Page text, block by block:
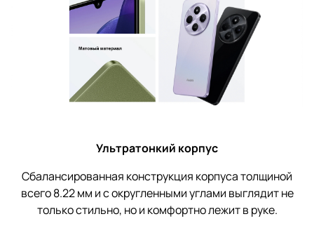
Ультратонкий корпус
Сбалансированная конструкция корпуса толщиной
всего 8.22 мм и с округленными углами выглядит не
только стильно, но и комфортно лежит в руке.